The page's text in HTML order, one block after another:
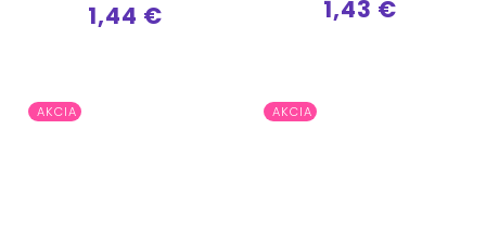
1,44 € 1,43 €
AKCIA AKCIA